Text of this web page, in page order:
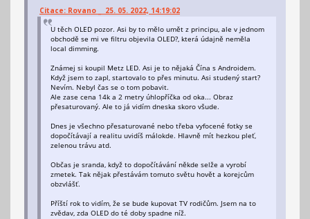
Citace: Rovano _ 25. 05. 2022, 14:19:02
U těch OLED pozor. Asi by to mělo umět z principu, ale v jednom
obchodě se mi ve filtru objevila OLED?, která údajně neměla
local dimming.
Známej si koupil Metz LED. Asi je to nějaká Čína s Androidem.
Když jsem to zapl, startovalo to přes minutu. Asi studený start?
Nevím. Nebyl čas se o tom pobavit.
Ale zase cena 14k a 2 metry úhlopříčka od oka... Obraz
přesaturovaný. Ale to já vidím dneska skoro všude.
Dnes je všechno přesaturované nebo třeba vyfocené fotky se
dopočítávají a realitu uvidíš málokde. Hlavně mít hezkou pleť,
zelenou trávu atd.
Občas je sranda, když to dopočítávání někde selže a vyrobí
zmetek. Tak nějak přestávám tomuto světu hovět a korejcům
obzvlášť.
Příští rok to vidím, že se bude kupovat TV rodičům. Jsem na to
zvědav, zda OLED do té doby spadne níž.